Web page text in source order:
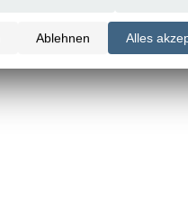
Ablehnen Alles